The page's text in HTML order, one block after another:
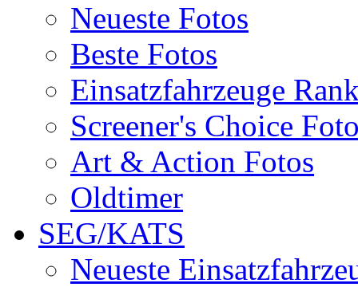
Neueste Fotos
Beste Fotos
Einsatzfahrzeuge
Screener's Choice
Art & Action Fotos
Oldtimer
SEG/KATS
Neueste